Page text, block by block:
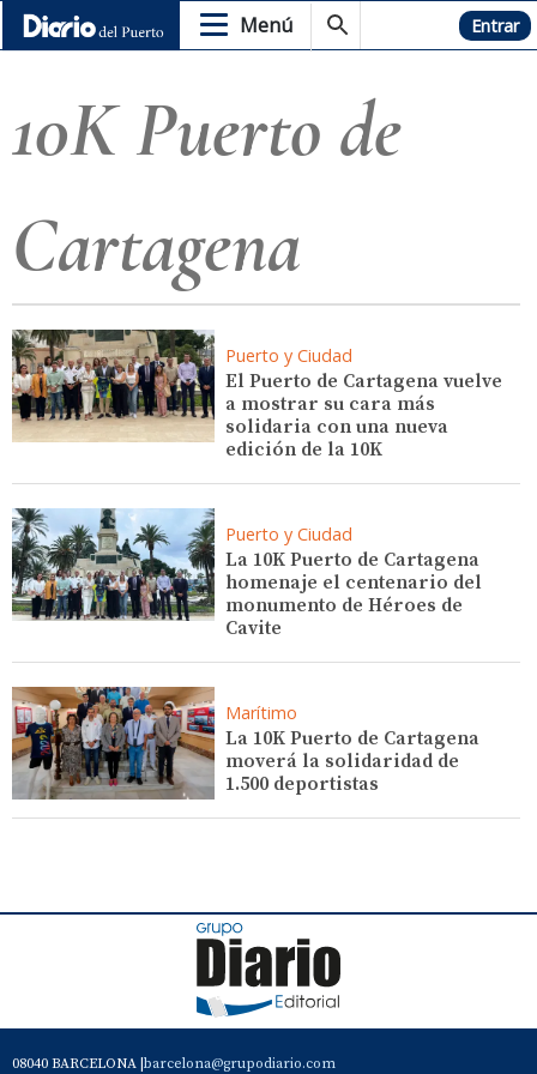
Menú Hemeroteca Entrar
10K Puerto de
Cartagena
Puerto y Ciudad
El Puerto de Cartagena vuelve
a mostrar su cara más
solidaria con una nueva
edición de la 10K
Puerto y Ciudad
La 10K Puerto de Cartagena
homenaje el centenario del
monumento de Héroes de
Cavite
Marítimo
La 10K Puerto de Cartagena
moverá la solidaridad de
1.500 deportistas
08040 BARCELONA | barcelona@grupodiario.com